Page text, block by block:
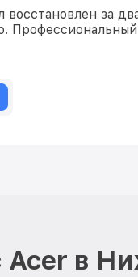
за
в